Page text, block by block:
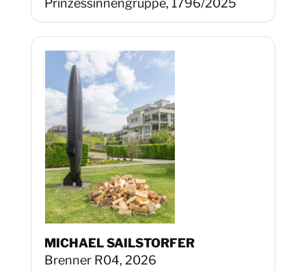
Prinzessinnengruppe, 1796/2025
MICHAEL SAILSTORFER
Brenner R04, 2026